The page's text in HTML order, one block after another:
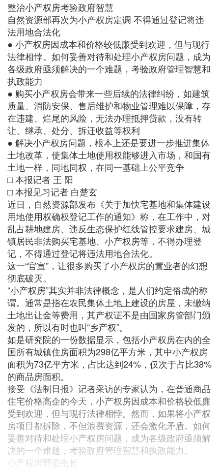
整治小产权房考验政府智慧
自然资源部再次为小产权房定调 不得通过登记将违
法用地合法化
● 小产权房因成本和价格较低廉受到欢迎，但与现行
法律相悖。如何妥善对待和处理小产权房问题，成为
各级政府亟须解决的一个难题，考验政府管理智慧和
执政能力
● 购买小产权房会带来一些后续的法律纠纷，如建筑
质量、消防安保、售后维护和物业管理难以保障，存
在违建、烂尾的风险，无法办理抵押贷款，没有转
让、继承、处分、拆迁收益等权利
● 解决小产权房问题，根本上还是要进一步推进集体
土地改革，使集体土地使用权能够进入市场，和国有
土地一样，同地同权，在同一基础上公平竞争
□ 本报记者 王 阳
□ 本报见习记者 白楚玄
近日，自然资源部发布《关于加快宅基地和集体建设
用地使用权确权登记工作的通知》称，在工作中，对
乱占耕地建房、违反生态保护红线管控要求建房、城
镇居民非法购买宅基地、小产权房等，不得办理登
记，不得通过登记将违法用地合法化。
这一“官宣”，让很多购买了小产权房的置业者的幻想
彻底破灭。
“小产权房”其实并非法律概念，是人们约定俗成的称
谓。通常是指在农民集体土地上建设的房屋，未缴纳
土地出让金等费用，其产权证不是由国家房管部门颁
发的，所以有时也叫“乡产权”。
如是研究院的一份数据显示，包括小产权房在内的全
国所有城镇住房面积为298亿平方米，其中小产权房
面积为73亿平方米，占比达到24%，仅次于占比38%
的商品房面积。
接受《法制日报》记者采访的专家认为，在普通商品
住宅价格高企的今天，小产权房因成本和价格较低廉
受到欢迎，但与现行法律相悖。然而，如果将小产权
房项目都拆除，不但浪费资源，还会激化矛盾。如何
妥善对待和处理小产权房问题，成为各级政府亟须解
决的一个难题，考验政府管理智慧和执政能力。
小产权房野蛮生长